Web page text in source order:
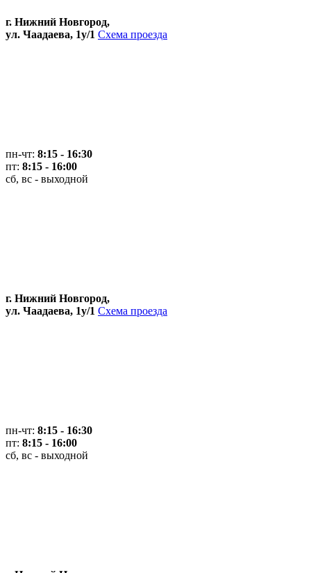
г. Нижний Новгород,
ул. Чаадаева, 1у/1 Схема проезда
пн-чт: 8:15 - 16:30
пт: 8:15 - 16:00
сб, вс - выходной
г. Нижний Новгород,
ул. Чаадаева, 1у/1 Схема проезда
пн-чт: 8:15 - 16:30
пт: 8:15 - 16:00
сб, вс - выходной